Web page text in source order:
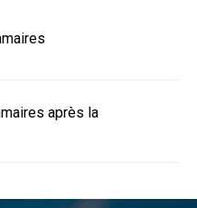
après la